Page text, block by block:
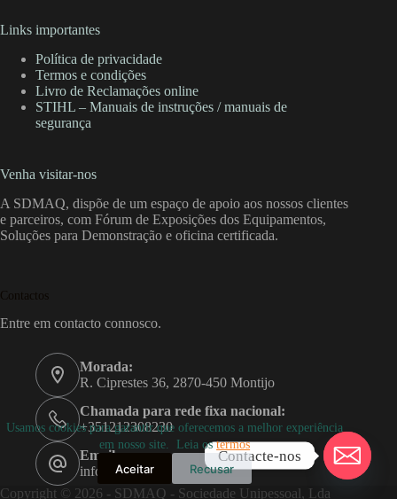
Usamos cookies para garantir que oferecemos a melhor experiência
em nosso site. Leia ostermos
Aceitar Recusar
Links importantes
Política de privacidade
Termos e condições
Livro de Reclamações online
STIHL – Manuais de instruções / manuais de
segurança
Venha visitar-nos
A SDMAQ, dispõe de um espaço de apoio aos nossos clientes
e parceiros, com Fórum de Exposições dos Equipamentos,
Soluções para Demonstração e oficina certificada.
Contactos
Entre em contacto connosco.
Morada:
R. Ciprestes 36, 2870-450 Montijo
Chamada para rede fixa nacional:
+351212308230
Email:
info@sdmaq.pt
Copyright © 2026 - SDMAQ - Sociedade Unipessoal, Lda
Contacte-nos